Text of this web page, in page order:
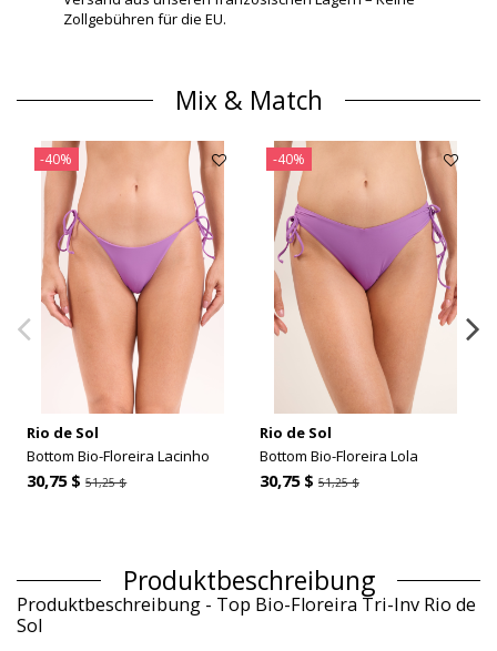
Zollgebühren für die EU.
Mix & Match
-40%
Rio de Sol
Bottom Bio-Floreira Lacinho
30,75 $51,25 $
-40%
Rio de Sol
Bottom Bio-Floreira Lola
30,75 $ 51,25 $
Produktbeschreibung
Produktbeschreibung - Top Bio-Floreira Tri-Inv Rio de
Sol